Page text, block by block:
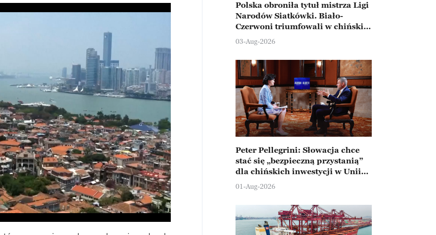
Polska obroniła tytuł mistrza Ligi
Narodów Siatkówki. Biało-
Czerwoni triumfowali w chińskim
Ningbo
03-Aug-2026
Peter Pellegrini: Słowacja chce
stać się „bezpieczną przystanią”
dla chińskich inwestycji w Unii
Europejskiej
01-Aug-2026